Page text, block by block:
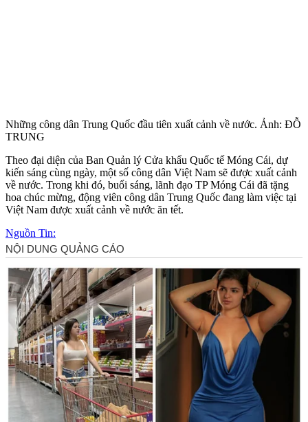
Những công dân Trung Quốc đầu tiên xuất cảnh về nước. Ảnh: ĐỖ
TRUNG
Theo đại diện của Ban Quản lý Cửa khẩu Quốc tế Móng Cái, dự
kiến sáng cùng ngày, một số công dân Việt Nam sẽ được xuất cảnh
về nước. Trong khi đó, buổi sáng, lãnh đạo TP Móng Cái đã tặng
hoa chúc mừng, động viên công dân Trung Quốc đang làm việc tại
Việt Nam được xuất cảnh về nước ăn tết.
Nguồn Tin: